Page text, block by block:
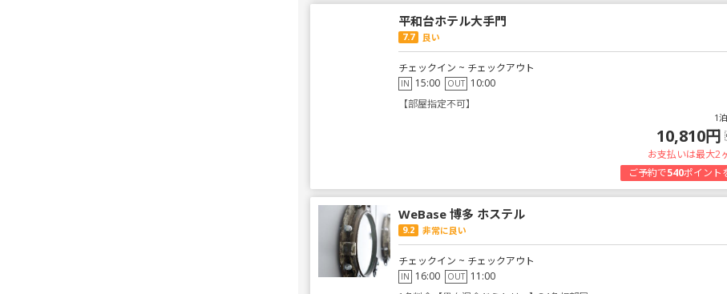
平和台ホテル大手門
7.7 良い
チェックイン ~ チェックアウト
IN 15:00 OUT 10:00
【部屋指定不可】
1
10,810円
お支払いは最大2
ご予約で540ポイント
WeBase 博多 ホステル
9.2 非常に良い
チェックイン ~ チェックアウト
IN 16:00 OUT 11:00